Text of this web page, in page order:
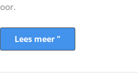
oor.
Lees meer "